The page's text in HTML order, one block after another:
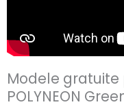
Modele
POLYNEON